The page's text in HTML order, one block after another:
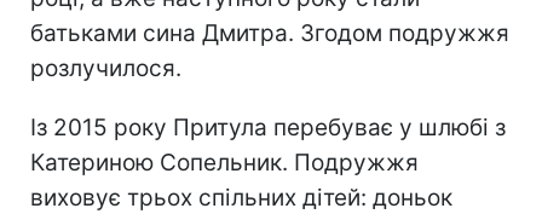
батьками сина Дмитра. Згодом подружжя
розлучилося.
Із 2015 року Притула перебуває у шлюбі з
Катериною Сопельник. Подружжя
виховує трьох спільних дітей: доньок